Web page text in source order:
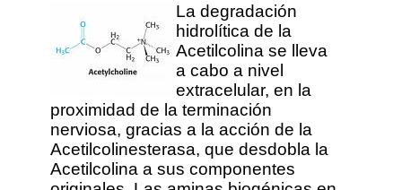
La degradación
hidrolítica de la
Acetilcolina se lleva
a cabo a nivel
extracelular, en la
proximidad de la terminación
nerviosa, gracias a la acción de la
Acetilcolinesterasa, que desdobla la
Acetilcolina a sus componentes